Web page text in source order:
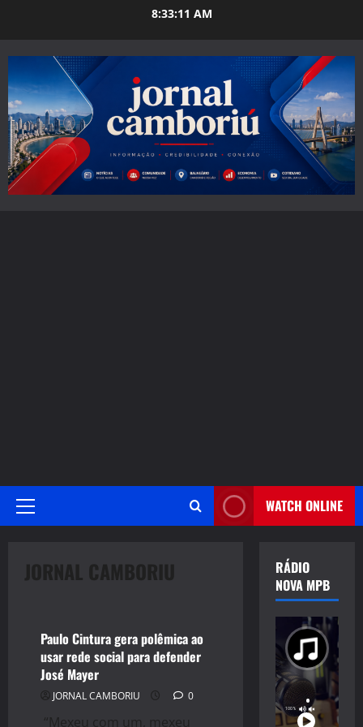
8:33:13 AM
Primary
WATCH ONLINE
JORNAL CAMBORIU
Paulo Cintura gera polêmica ao
usar rede social para defender
José Mayer
JORNAL CAMBORIU 0
“Mexeu com um, mexeu
RÁDIO
NOVA MPB